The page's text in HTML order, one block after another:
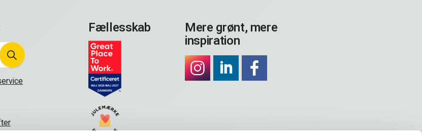
Fællesskab Mere grønt, mere
inspiration